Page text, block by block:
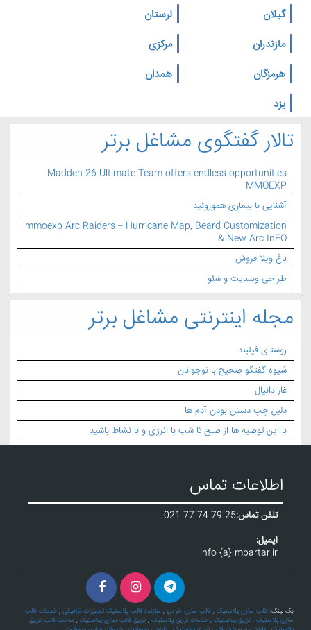
گیلان
لرستان
مازندران
مرکزی
هرمزگان
همدان
یزد
تالار گفتگوی مشاغل برتر
Madden 26 Ultimate Team offers endless opportunities
MMOEXP
آشنایی با بیماری هموروئید
mmoexp Arc Raiders – Hurricane Map, Beard Customization
& New Arc InFO
باغ ویلا فروش
طراحی وبسایت و سئو
مجله اینترنتی مشاغل برتر
روستای فیلبند
شیوه گفتگو صحیح با نوجوانان
غار دانیال
دلیل چپ دستن بودن آدم ها
با این توصیه ها از صبح تا شب با انرژی و با نشاط باشید
اطلاعات تماس
تلفن تماس:021 77 74 79 25
ایمیل:
info {a} mbartar.ir
بک لینک: قالب سازی پلاستیک , قالب سازی خودرو , سازنده قالب پلاستیک تجهیزات ترافیکی , خدمات قالب
سازی پلاستیک , تزریق پلاستیک , خدمات تزریق پلاستیک , تزریق قالب سازی پلاستیک , ساخت قالب تزریق